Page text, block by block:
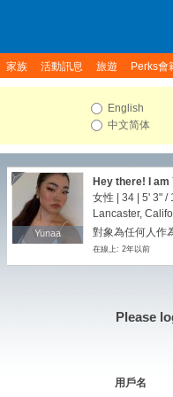
家族 活動訊息 旅遊 Perks會
English
中文简体
Yunaa
Yunaa
Hey there! I
I am seeking a
here since I
newbie on this
instagram
女性 | 34 | 5' 3" /
Lancaster,
對象為任何人作
在線上: 2年以前
Please
用戶名